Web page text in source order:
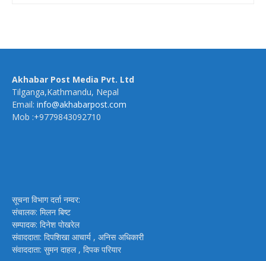
Akhabar Post Media Pvt. Ltd
Tilganga,Kathmandu, Nepal
Email: info@akhabarpost.com
Mob :+9779843092710
सूचना विभाग दर्ता नम्वर:
संचालक: मिलन बिष्ट
सम्पादक: दिनेश पोखरेल
संवाददाता: दिपशिखा आचार्य , अनिस अधिकारी
संवाददाता: सुमन दाहल , दिपक परियार